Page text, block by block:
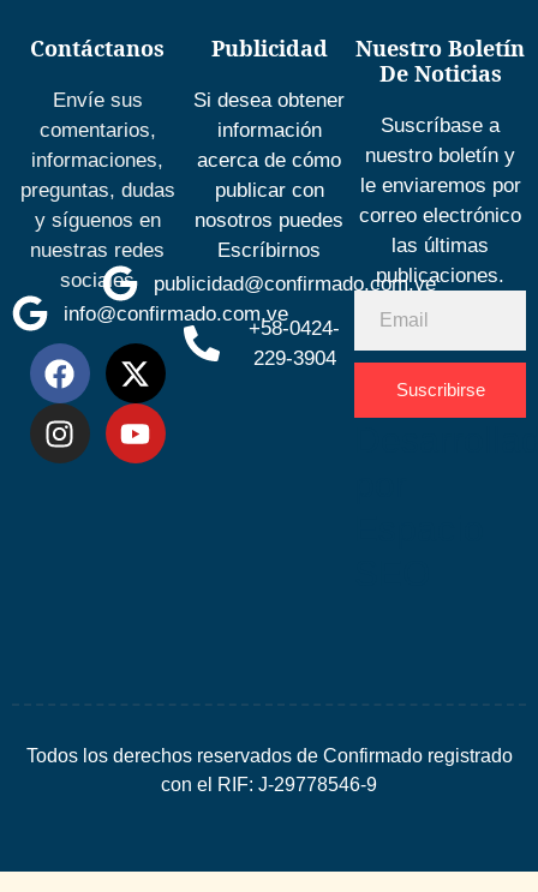
Contáctanos
Envíe sus
comentarios,
informaciones,
preguntas, dudas
y síguenos en
nuestras redes
sociales
info@confirmado.com.ve
Publicidad
Si desea obtener
información
acerca de cómo
publicar con
nosotros puedes
Escríbirnos
publicidad@confirmado.com.ve
+58-0424-
229-3904
Nuestro Boletín
De Noticias
Suscríbase a
nuestro boletín y
le enviaremos por
correo electrónico
las últimas
publicaciones.
Suscribirse
Todos los derechos reservados de Confirmado registrado
con el RIF: J-29778546-9